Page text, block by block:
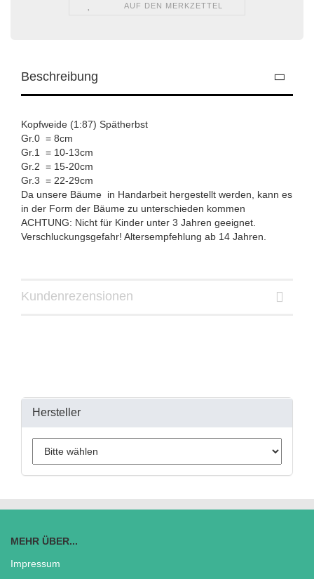
AUF DEN MERKZETTEL
Beschreibung
Kopfweide (1:87) Spätherbst
Gr.0 = 8cm
Gr.1 = 10-13cm
Gr.2 = 15-20cm
Gr.3 = 22-29cm
Da unsere Bäume in Handarbeit hergestellt werden, kann es
in der Form der Bäume zu unterschieden kommen
ACHTUNG: Nicht für Kinder unter 3 Jahren geeignet.
Verschluckungsgefahr! Altersempfehlung ab 14 Jahren.
Kundenrezensionen
Hersteller
MEHR ÜBER...
Impressum